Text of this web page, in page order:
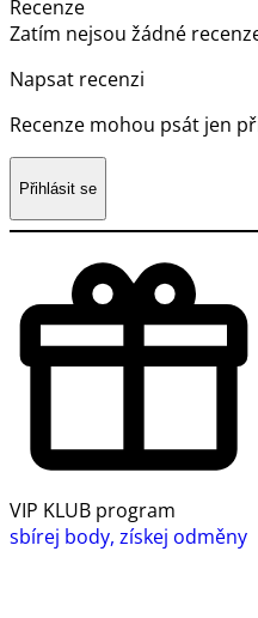
Recenze
Zatím nejsou žádné
Napsat recenzi
Recenze mohou psát jen
Přihlásit se
VIP KLUB program
sbírej body, získej odměny